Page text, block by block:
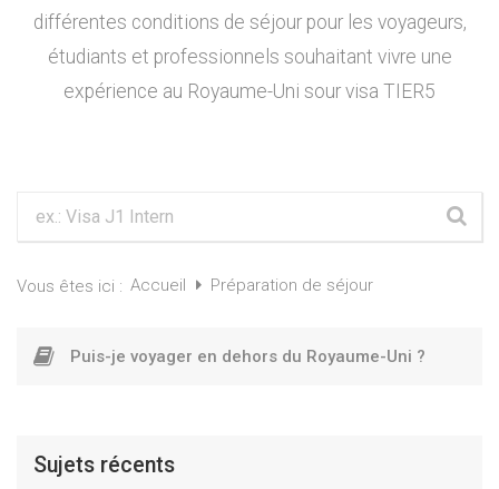
différentes conditions de séjour pour les voyageurs,
étudiants et professionnels souhaitant vivre une
expérience au Royaume-Uni sour visa TIER5
Vous êtes ici : Accueil Préparation de séjour
Puis-je voyager en dehors du Royaume-Uni ?
Sujets récents